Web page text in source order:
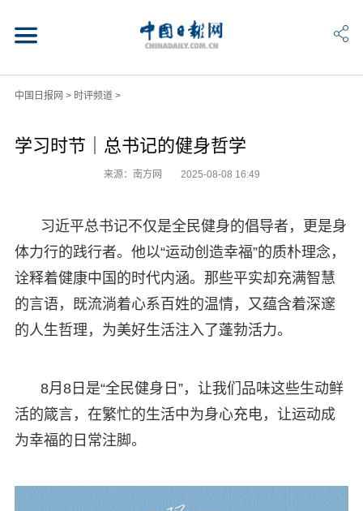
中国日报网 > 时评频道>
学习时节｜总书记的健身哲学
来源：南方网 2025-08-08 16:49
习近平总书记不仅是全民健身的倡导者，更是身
体力行的践行者。他以“运动创造幸福”的质朴理念，
诠释着健康中国的时代内涵。那些平实却充满智慧
的言语，既流淌着心系百姓的温情，又蕴含着深邃
的人生哲理，为美好生活注入了蓬勃活力。
8月8日是“全民健身日”，让我们品味这些生动鲜
活的箴言，在繁忙的生活中为身心充电，让运动成
为幸福的日常注脚。